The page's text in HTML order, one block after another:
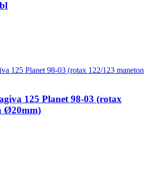
125 Planet 98-03 (rotax
Ø20mm)